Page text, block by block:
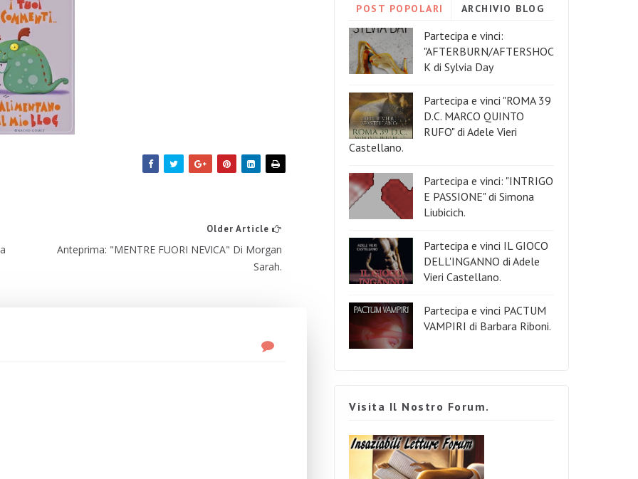
Older Article
Anteprima: "MENTRE FUORI NEVICA" Di Morgan
Sarah.
POST POPOLARI ARCHIVIO BLOG
Partecipa e vinci:
"AFTERBURN/AFTERSHOC
K di Sylvia Day
Partecipa e vinci "ROMA 39
D.C. MARCO QUINTO
RUFO" di Adele Vieri
Castellano.
Partecipa e vinci: "INTRIGO
E PASSIONE" di Simona
Liubicich.
Partecipa e vinci IL GIOCO
DELL'INGANNO di Adele
Vieri Castellano.
Partecipa e vinci PACTUM
VAMPIRI di Barbara Riboni.
Visita Il Nostro Forum.